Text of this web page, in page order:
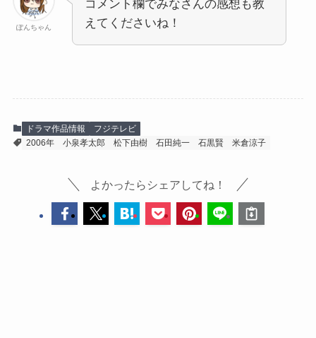
ぽんちゃん
コメント欄でみなさんの感想も教
えてくださいね！
ドラマ作品情報
フジテレビ
2006年
小泉孝太郎 松下由樹 石田純一 石黒賢 米倉涼子
よかったらシェアしてね！